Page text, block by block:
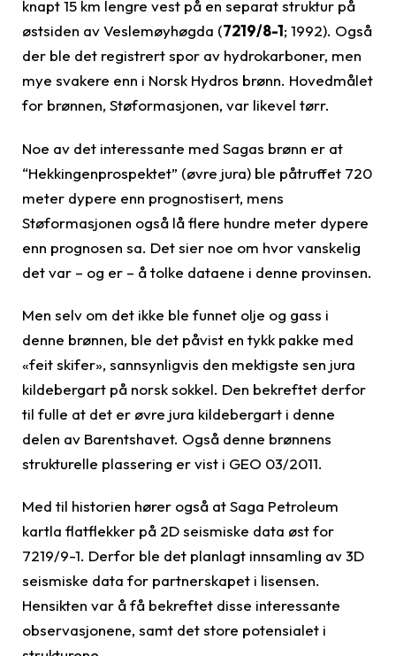
knapt 15 km lengre vest på en separat struktur på
østsiden av Veslemøyhøgda (7219/8-1; 1992). Også
der ble det registrert spor av hydrokarboner, men
mye svakere enn i Norsk Hydros brønn. Hovedmålet
for brønnen, Støformasjonen, var likevel tørr.
Noe av det interessante med Sagas brønn er at
“Hekkingenprospektet” (øvre jura) ble påtruffet 720
meter dypere enn prognostisert, mens
Støformasjonen også lå flere hundre meter dypere
enn prognosen sa. Det sier noe om hvor vanskelig
det var – og er – å tolke dataene i denne provinsen.
Men selv om det ikke ble funnet olje og gass i
denne brønnen, ble det påvist en tykk pakke med
«feit skifer», sannsynligvis den mektigste sen jura
kildebergart på norsk sokkel. Den bekreftet derfor
til fulle at det er øvre jura kildebergart i denne
delen av Barentshavet. Også denne brønnens
strukturelle plassering er vist i GEO 03/2011.
Med til historien hører også at Saga Petroleum
kartla flatflekker på 2D seismiske data øst for
7219/9-1. Derfor ble det planlagt innsamling av 3D
seismiske data for partnerskapet i lisensen.
Hensikten var å få bekreftet disse interessante
observasjonene, samt det store potensialet i